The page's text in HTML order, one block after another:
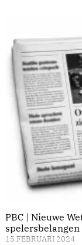
PBC | Nieuwe
15 FEBRUARI 2024